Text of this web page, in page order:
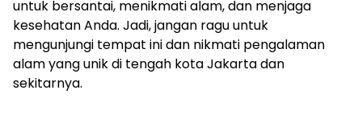
untuk bersantai, menikmati alam, dan menjaga
kesehatan Anda. Jadi, jangan ragu untuk
mengunjungi tempat ini dan nikmati pengalaman
alam yang unik di tengah kota Jakarta dan
sekitarnya.